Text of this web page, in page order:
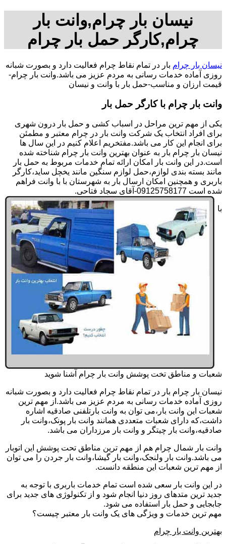
نیسان بار چرام,وانت بار
چرام,کارگر حمل بار چرام
نیسان بار چرام بار در تمام نقاط چرام فعالیت دارد و بصورت شبانه
روزی آماده خدمات رسانی به مردم عزیز می باشد.وانت بار چرام-
قیمت ارزان و مناسب-حمل بار با وانت و نیسان
وانت بار چرام با کارگر حمل بار
یکی از مهم ترین مراحل در اسباب کشی و حمل بار درون شهری
برای افراد انتخاب یک شرکت وانت بار در چرام معتبر و مطمئن
برای انجام این کار می باشد.مفتخریم اعلام کنیم در این سال ها
نیسان بار چرام بار به عنوان بهترین وانت بار چرام شناخته شده
است.در این وانت بار امکان ارائه تمام خدمات مربوط به حمل بار
مانند بسته بندی لوازم،حمل لوازم سنگین مانند یخچل ساید،کارگر
باربری و همچنین امکان ارسال بار به شهرستان با با وانت فراهم
شده است 09125758177-آقای سجاد فتاحی.
با
شعبات و مناطق تخت پوشش وانت بار چرام آشنا شوید
نیسان بار چرام بار در تمام نقاط چرام فعالیت دارد و بصورت شبانه
روزی آماده خدمات رسانی به مردم عزیز می باشد.از مهم ترین
شعبات این وانت بار،می توان به وانت بارتلفنی صادقیه اشاره
داشت،که دارای شعبات متعددی همانند وانت بار پونک،وانت بار
صادقیه،وانت بار چیتگر و وانت بار مرزداران می باشد.
وانت بار شمال چرام هم از مهم ترین مناطق تحت پوشش این اتوبار
می باشد.وانت بار ولنجک،وانت بار گیشا،وانت بار جردن را می توان
از مهم ترین شعبات این منطقه دانست.
در این وانت بار سعی شده است تمام خدمات باربری با توجه به
جدید ترین متدهای روز دنیا انجام شود و از تکنولوژی های جدید برای
جابجایی و حمل بار استفاده می شود.
مهم ترین خدمات و ویژگی های یک وانت بار معتبر چیست؟
بهترین وانت بار چرام